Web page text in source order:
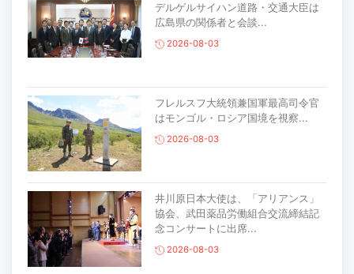
デルゲルサイハン道路・交通大臣は
広島県の関係者と会談...
2026-08-03
フレルスフ大統領兼国軍最高司令官
はモンゴル・ロシア国境を視察...
2026-08-03
井川原日本大使は、「アリアンス」
協会、武田薬品労働組合交流締結記
念コンサートに出席...
2026-08-03